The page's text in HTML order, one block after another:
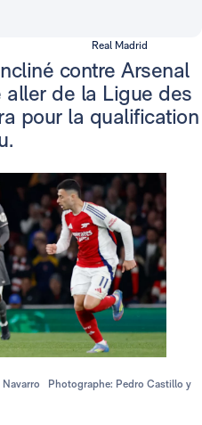
Real Madrid
contre Arsenal
de la Ligue des
pour la qualification
Photographe: Pedro Castillo y